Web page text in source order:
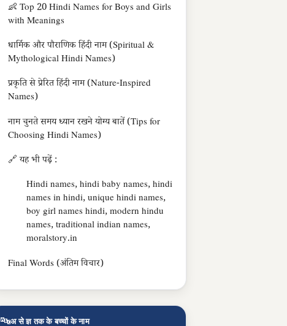
👶 Top 20 Hindi Names for Boys and Girls
with Meanings
धार्मिक और पौराणिक हिंदी नाम (Spiritual &
Mythological Hindi Names)
प्रकृति से प्रेरित हिंदी नाम (Nature-Inspired
Names)
नाम चुनते समय ध्यान रखने योग्य बातें (Tips for
Choosing Hindi Names)
🔗 यह भी पढ़ें :
Hindi names, hindi baby names, hindi
names in hindi, unique hindi names,
boy girl names hindi, modern hindu
names, traditional indian names,
moralstory.in
Final Words (अंतिम विचार)
🔤अ से ज्ञ तक के बच्चों के नाम